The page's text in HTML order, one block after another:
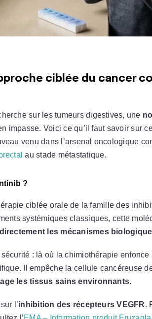
ciblée du cancer
sur les tumeurs digestives, une
impasse. Voici ce qu’il faut savoir sur
venu dans l’arsenal oncologique
au stade métastatique.
?
ciblée orale de la famille des
systémiques classiques, cette
les mécanismes
sécurité : là où la chimiothérapie
Il empêche la cellule cancéreuse
les tissus sains environnants.
l’inhibition des récepteurs VEGFR.